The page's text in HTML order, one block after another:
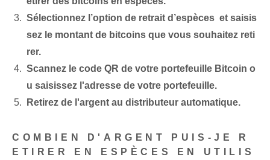
Sélectionnez l’option de retrait d’espèces ⁤ et saisis
sez le montant de bitcoins que vous souhaitez reti
rer.
Scannez le code QR de votre portefeuille Bitcoin o
u saisissez l'adresse de votre portefeuille.
Retirez de l'argent au distributeur automatique.
COMBIEN D'ARGENT PUIS-JE R
ETIRER EN ESPÈCES EN UTILIS